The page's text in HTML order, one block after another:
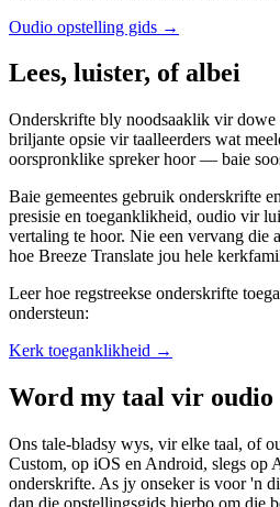
Oudio opstelling gids →
Lees, luister, of albei
Onderskrifte bly noodsaaklik vir dowe
briljante opsie vir taalleerders wat
oorspronklike spreker hoor — baie
Baie gemeentes gebruik onderskrifte
presisie en toeganklikheid, oudio vir
vertaling te hoor. Nie een vervang die
hoe Breeze Translate jou hele
Leer hoe regstreekse onderskrifte
ondersteun:
Kerk toeganklikheid →
Word my taal vir oudio
Ons tale-bladsy wys, vir elke taal, of
Custom, op iOS en Android, slegs op
onderskrifte. As jy onseker is voor 'n